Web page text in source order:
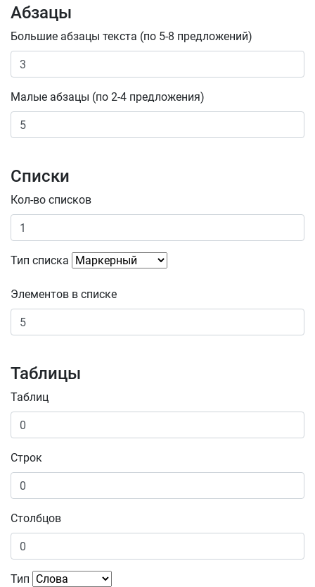
Абзацы
Большие абзацы текста (по 5-8 предложений)
Малые абзацы (по 2-4 предложения)
Списки
Кол-во списков
Тип списка
Элементов в списке
Таблицы
Таблиц
Строк
Столбцов
Тип